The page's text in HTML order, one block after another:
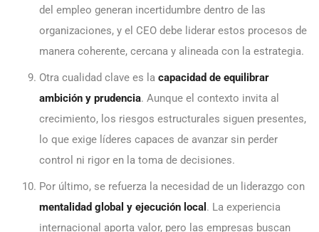
del empleo generan incertidumbre dentro de las
organizaciones, y el CEO debe liderar estos procesos de
manera coherente, cercana y alineada con la estrategia.
Otra cualidad clave es la capacidad de equilibrar
ambición y prudencia. Aunque el contexto invita al
crecimiento, los riesgos estructurales siguen presentes,
lo que exige líderes capaces de avanzar sin perder
control ni rigor en la toma de decisiones.
Por último, se refuerza la necesidad de un liderazgo con
mentalidad global y ejecución local . La experiencia
internacional aporta valor, pero las empresas buscan